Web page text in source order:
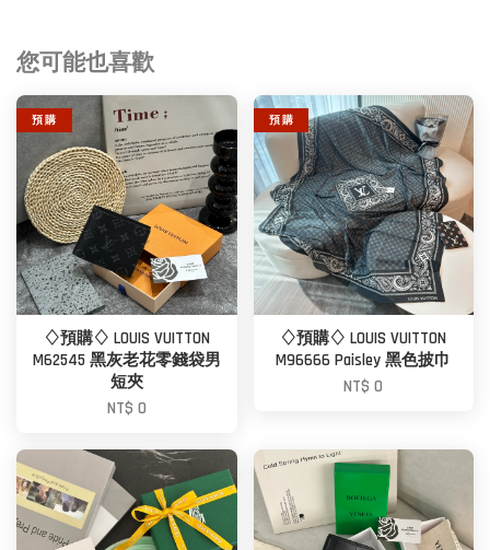
您可能也喜歡
預 購
♢預購♢ LOUIS VUITTON
M62545 黑灰老花零錢袋男
短夾
NT$ 0
預 購
♢預購♢ LOUIS VUITTON
M96666 Paisley 黑色披巾
NT$ 0